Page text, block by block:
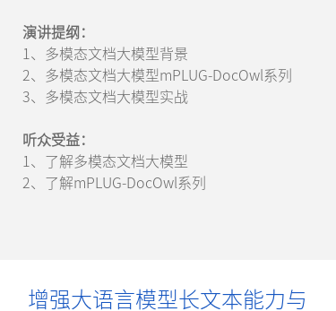
演讲提纲：
1、多模态文档大模型背景
2、多模态文档大模型mPLUG-DocOwl系列
3、多模态文档大模型实战
听众受益：
1、了解多模态文档大模型
2、了解mPLUG-DocOwl系列
增强大语言模型长文本能力与